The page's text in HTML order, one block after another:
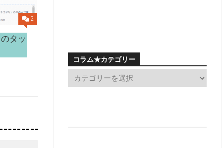
2
タッ
コラム★カテゴリー